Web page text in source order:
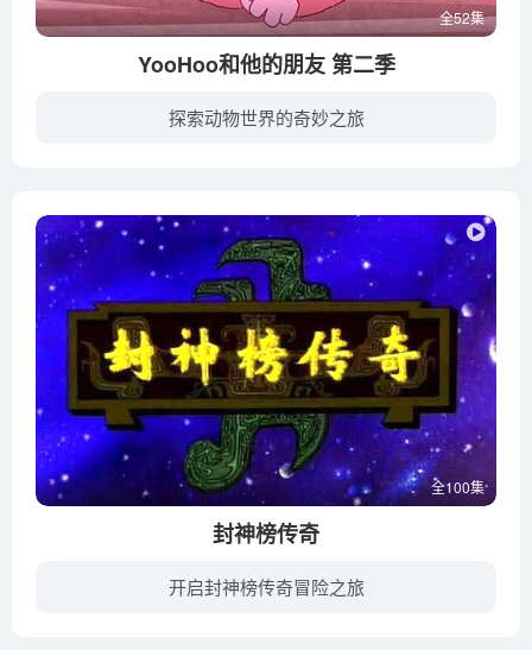
全52集
YooHoo和他的朋友 第二季
探索动物世界的奇妙之旅
全100集
封神榜传奇
开启封神榜传奇冒险之旅